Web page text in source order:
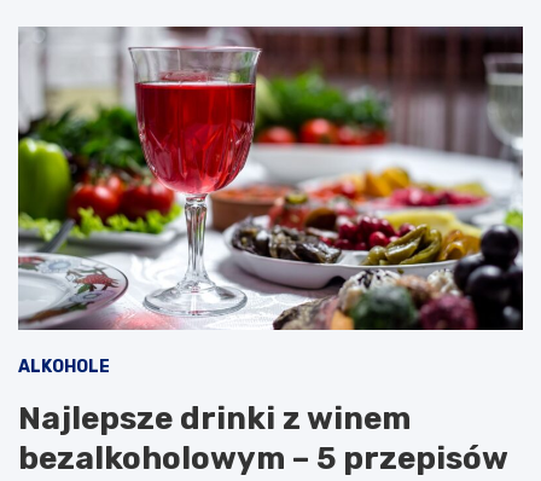
ALKOHOLE
Najlepsze drinki z winem
bezalkoholowym – 5 przepisów